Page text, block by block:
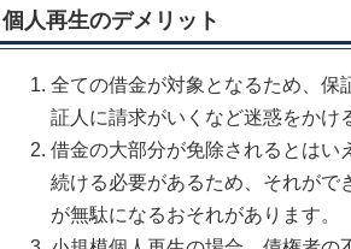
個人再生のデメリット
全ての借金が対象となるため、保
証人に請求がいくなど迷惑をかけ
借金の大部分が免除されるとはい
続ける必要があるため、それがで
が無駄になるおそれがあります。